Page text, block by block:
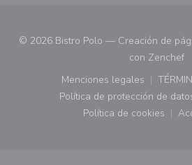
© 2026 Bistro Polo — Creación de
con Zenchef
Menciones legales
((abre en una
Política de protección de
((abre
Política de cookies
((abre en una